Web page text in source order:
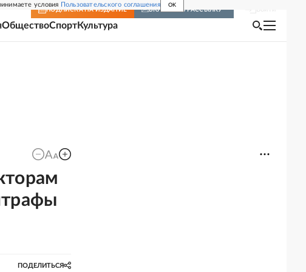
условия Пользовательского соглашения OK
ПОДПИСКА НА ИЗДАНИЕ ВКЛЮЧИТЬ РАССЫЛКУ
ОбществоСпортКультура
ПОДЕЛИТЬСЯ